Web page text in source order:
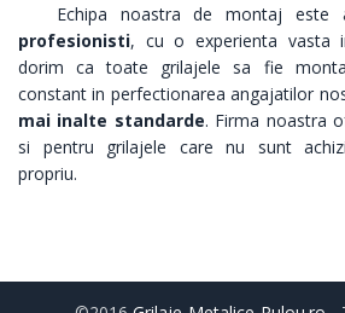
Echipa noastra de montaj este
profesionisti, cu o experienta vasta
dorim ca toate grilajele sa fie
constant in perfectionarea angajatilor
mai inalte standarde. Firma noastra
si pentru grilajele care nu sunt
propriu.